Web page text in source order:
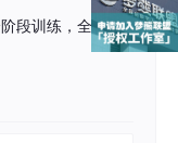
「云智计划2025」信息学奥赛CSP-S全阶段训练，全NOI金银牌团队，梦熊联盟主办